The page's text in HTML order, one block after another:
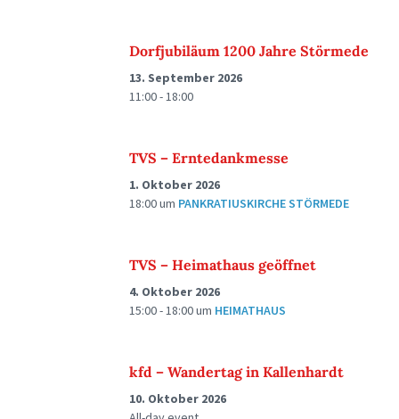
Dorfjubiläum 1200 Jahre Störmede
13. September 2026
11:00 - 18:00
TVS – Erntedankmesse
1. Oktober 2026
18:00um PANKRATIUSKIRCHE STÖRMEDE
TVS – Heimathaus geöffnet
4. Oktober 2026
15:00 - 18:00um HEIMATHAUS
kfd – Wandertag in Kallenhardt
10. Oktober 2026